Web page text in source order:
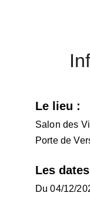
Les dates
Du 04/12/
Le lieu :
Salon des
Porte de